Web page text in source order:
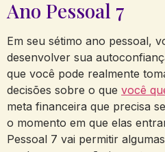
Ano Pessoal 7
Em seu sétimo ano pessoal,
desenvolver sua
que você pode realmente
decisões sobre o que você
meta financeira que precisa
o momento em que elas
Pessoal 7 vai permitir